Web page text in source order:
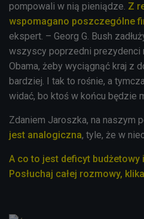
pompowali w nią pieniądze. Z
wspomagano poszczególne
ekspert. – Georg G. Bush
wszyscy poprzedni prezydenci
Obama, żeby wyciągnąć kraj z
bardziej. I tak to rośnie, a
widać, bo ktoś w końcu będzie
Zdaniem Jaroszka, na naszym
jest analogiczna, tyle, że w
A co to jest deficyt budżetowy
Posłuchaj całej rozmowy,